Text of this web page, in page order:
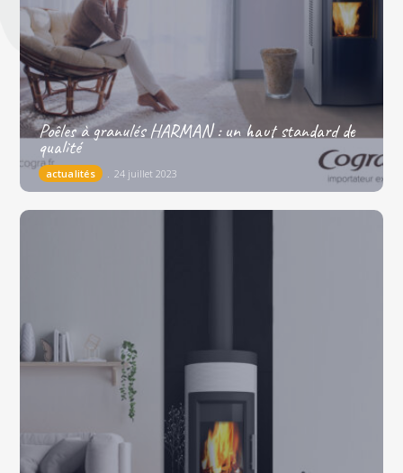
Poêles à granulés HARMAN : un haut standard de
qualité
actualités 24 juillet 2023